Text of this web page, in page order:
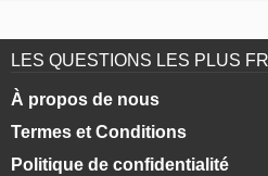
LES QUESTIONS LES PLUS
À propos de nous
Termes et Conditions
Politique de confidentialité